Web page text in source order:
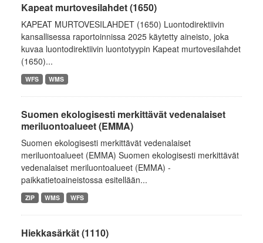
Kapeat murtovesilahdet (1650)
KAPEAT MURTOVESILAHDET (1650) Luontodirektiivin
kansallisessa raportoinnissa 2025 käytetty aineisto, joka
kuvaa luontodirektiivin luontotyypin Kapeat murtovesilahdet
(1650)...
WFS WMS
Suomen ekologisesti merkittävät vedenalaiset
meriluontoalueet (EMMA)
Suomen ekologisesti merkittävät vedenalaiset
meriluontoalueet (EMMA) Suomen ekologisesti merkittävät
vedenalaiset meriluontoalueet (EMMA) -
paikkatietoaineistossa esitellään...
ZIP WMS WFS
Hiekkasärkät (1110)